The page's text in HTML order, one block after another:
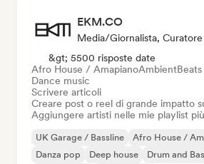
EKM.CO
Media/Giornalista, Curatore
&gt; 5500 risposte date
Afro House / AmapianoAmbient
Dance music
Scrivere articoli
Creare post o reel di grande impatto
Aggiungere artisti nelle mie playlist
UK Garage / Bassline
Afro House /
Danza pop
Deep house Drum and